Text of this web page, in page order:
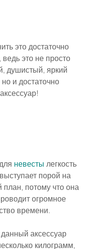
это достаточно
ведь это не просто
душистый, яркий
но и достаточно
невесты легкость
порой на
план, потому что она
огромное
времени.
аксессуар
килограмм,